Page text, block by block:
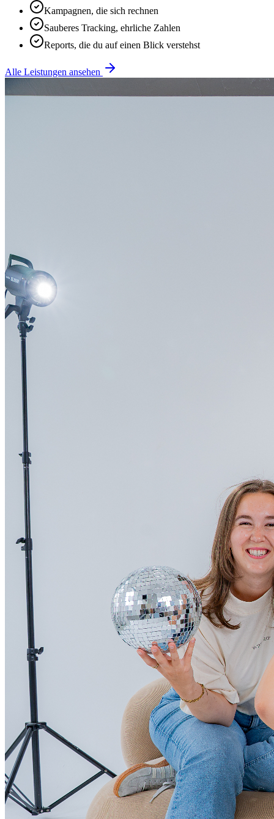
Kampagnen, die sich rechnen
Sauberes Tracking, ehrliche Zahlen
Reports, die du auf einen Blick verstehst
Alle Leistungen ansehen